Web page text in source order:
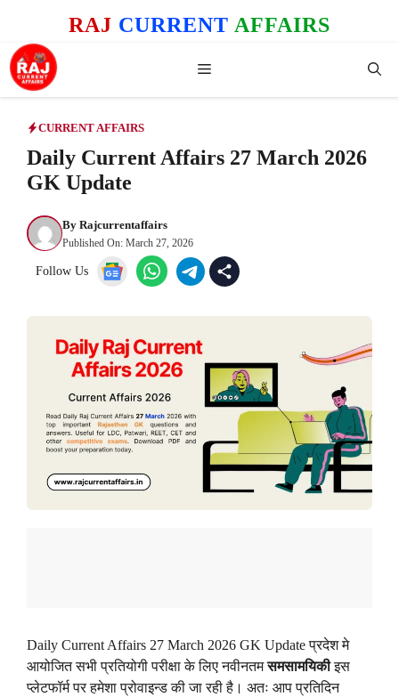
content
RAJ CURRENT AFFAIRS
Menu
CURRENT AFFAIRS
Daily Current Affairs 27 March 2026
GK Update
By Rajcurrentaffairs
Published On: March 27, 2026
Follow Us
Daily Current Affairs 27 March 2026 GK Update प्रदेश मे
आयोजित सभी प्रतियोगी परीक्षा के लिए नवीनतमसमसामयिकीइस
प्लेटफॉर्म पर हमेशा प्रोवाइन्ड की जा रही है। अतः आप प्रतिदिन